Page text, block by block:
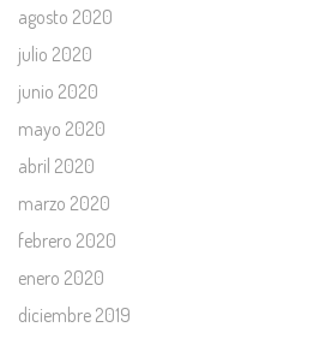
agosto 2020
julio 2020
junio 2020
mayo 2020
abril 2020
marzo 2020
febrero 2020
enero 2020
diciembre 2019